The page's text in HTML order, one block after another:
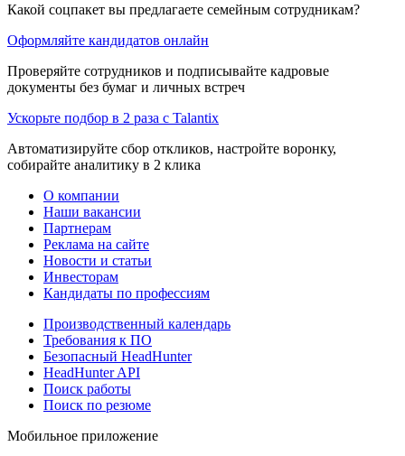
Какой соцпакет вы предлагаете семейным сотрудникам?
Оформляйте кандидатов онлайн
Проверяйте сотрудников и подписывайте кадровые
документы без бумаг и личных встреч
Ускорьте подбор в 2 раза с Talantix
Автоматизируйте сбор откликов, настройте воронку,
собирайте аналитику в 2 клика
О компании
Наши вакансии
Партнерам
Реклама на сайте
Новости и статьи
Инвесторам
Кандидаты по профессиям
Производственный календарь
Требования к ПО
Безопасный HeadHunter
HeadHunter API
Поиск работы
Поиск по резюме
Мобильное приложение